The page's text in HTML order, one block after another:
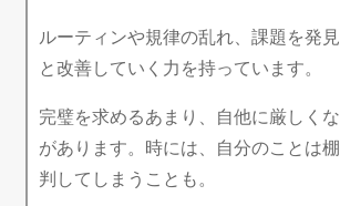
ルーティンや規律の乱れ、課題を発
と改善していく力を持っています。
完璧を求めるあまり、自他に厳しく
があります。時には、自分のことは
判してしまうことも。